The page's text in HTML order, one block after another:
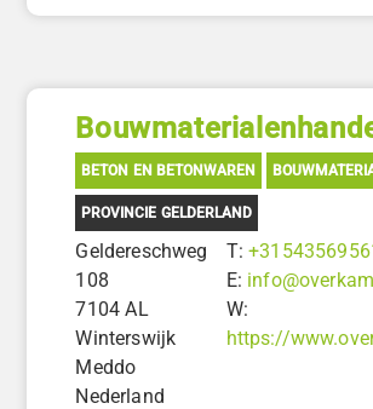
BETON EN BETONWAREN
PROVINCIE GELDERLAND
Geldereschweg
108
7104 AL
Winterswijk
Meddo
Nederland
T:
E:
W:
https://